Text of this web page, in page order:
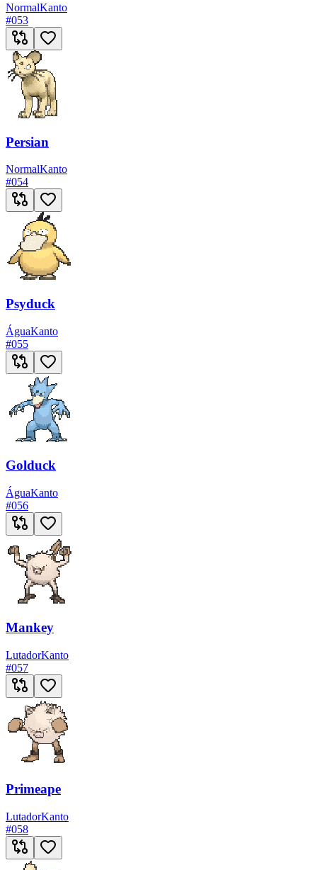
NormalKanto
#053
Persian
NormalKanto
#054
Psyduck
ÁguaKanto
#055
Golduck
ÁguaKanto
#056
Mankey
LutadorKanto
#057
Primeape
LutadorKanto
#058